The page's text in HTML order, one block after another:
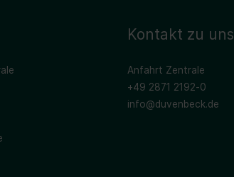
Kontakt zu uns
Anfahrt Zentrale
+49 2871 2192-0
info@duvenbeck.de